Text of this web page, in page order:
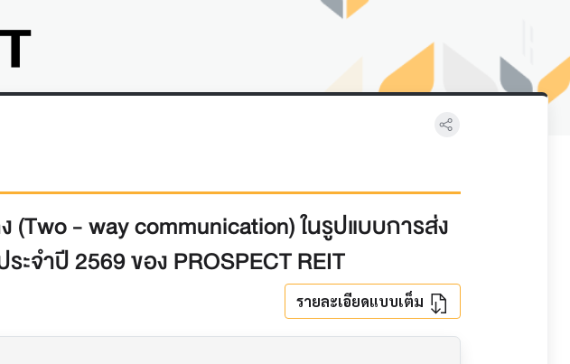
- way communication) ในรูปแบบการส่ง
จำปี 2569 ของ PROSPECT REIT
รายละเอียดแบบเต็ม